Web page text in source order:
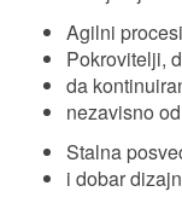
Agilni
Pokrovitelji,
da
nezavisno
Stalna
i dobar